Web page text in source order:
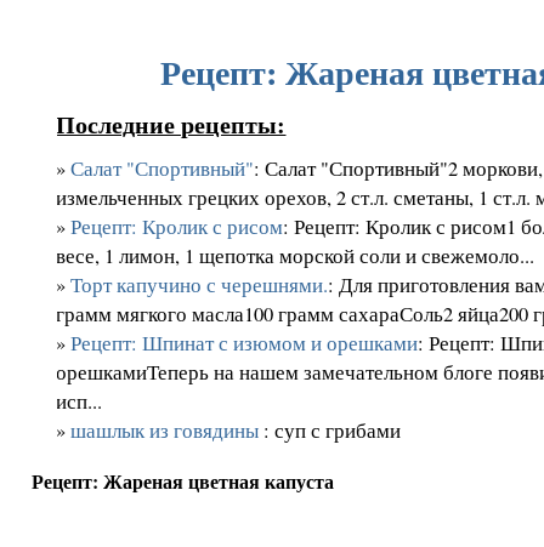
Рецепт: Жареная
Последние рецепты:
»Салат "Спортивный": Салат "Спортивный"2 моркови,
измельченных грецких орехов, 2 ст.л. сметаны, 1 ст.л.
»Рецепт: Кролик с рисом: Рецепт: Кролик с рисом1
весе, 1 лимон, 1 щепотка морской соли и свежемоло...
»Торт капучино с черешнями.: Для приготовления
грамм мягкого масла100 грамм сахараСоль2 яйца200
»Рецепт: Шпинат с изюмом и орешками: Рецепт:
орешкамиТеперь на нашем замечательном блоге
исп...
»шашлык из говядины : суп с грибами
Рецепт: Жареная цветная капуста